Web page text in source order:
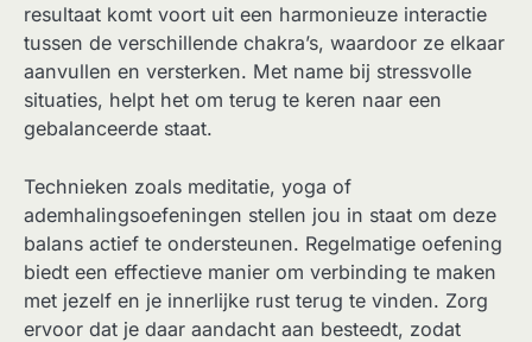
resultaat komt voort uit een harmonieuze interactie
tussen de verschillende chakra’s, waardoor ze elkaar
aanvullen en versterken. Met name bij stressvolle
situaties, helpt het om terug te keren naar een
gebalanceerde staat.
Technieken zoals meditatie, yoga of
ademhalingsoefeningen stellen jou in staat om deze
balans actief te ondersteunen. Regelmatige oefening
biedt een effectieve manier om verbinding te maken
met jezelf en je innerlijke rust terug te vinden. Zorg
ervoor dat je daar aandacht aan besteedt, zodat